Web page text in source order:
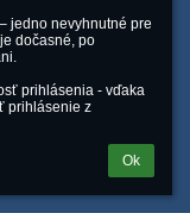
jedno nevyhnutné pre
dočasné, po
prihlásenia - vďaka
prihlásenie z
Ok